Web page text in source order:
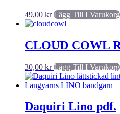
49,00 kr Lägg Till I Varukorg
CLOUD COWL
30,00 kr Lägg Till I Varukorg
Daquiri Lino pdf.